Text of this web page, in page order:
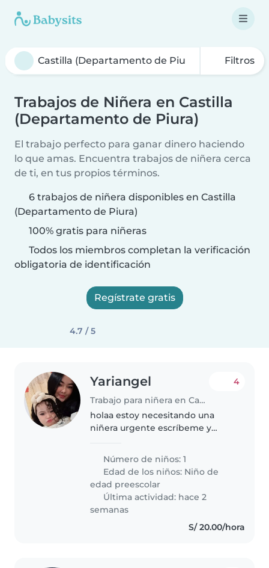
Filtros
Trabajos de Niñera en Castilla
(Departamento de Piura)
El trabajo perfecto para ganar dinero haciendo
lo que amas. Encuentra trabajos de niñera cerca
de ti, en tus propios términos.
6 trabajos de niñera disponibles en Castilla
(Departamento de Piura)
100% gratis para niñeras
Todos los miembros completan la verificación
obligatoria de identificación
Regístrate gratis
4.7 / 5
Yariangel
Trabajo para niñera en Castilla (Departamento de Piura)
4
holaa estoy necesitando una
niñera urgente escríbeme y
Número de niños: 1
Edad de los niños: Niño de
edad preescolar
Última actividad: hace 2
semanas
S/ 20.00/hora